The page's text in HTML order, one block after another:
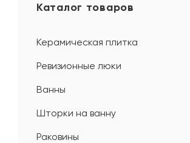
Каталог товаров
Керамическая плитка
Ревизионные люки
Ванны
Шторки на ванну
Раковины